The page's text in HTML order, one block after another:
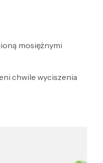
mosiężnymi
chwile wyciszenia